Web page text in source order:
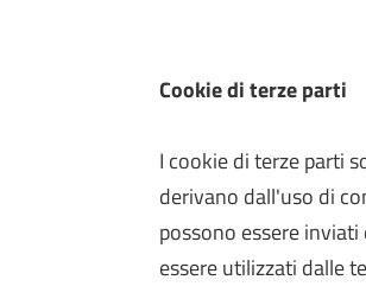
Cookie di terze parti
I cookie di terze parti
derivano dall'uso di
possono essere
essere utilizzati dalle